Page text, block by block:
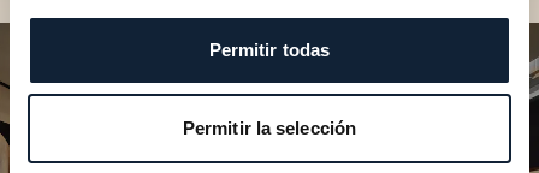
Permitir todas
Permitir la selección